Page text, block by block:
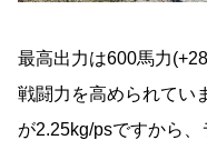
最高出力は600馬力
戦闘力を高められてい
が2.25kg/psですから